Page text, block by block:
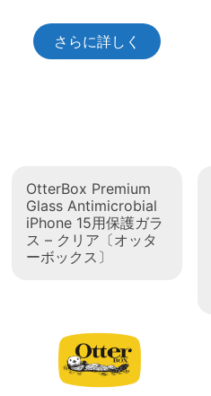
さらに詳しく
OtterBox Premium
Glass Antimicrobial
iPhone 15用保護ガラ
ス – クリア〔オッタ
ーボックス〕